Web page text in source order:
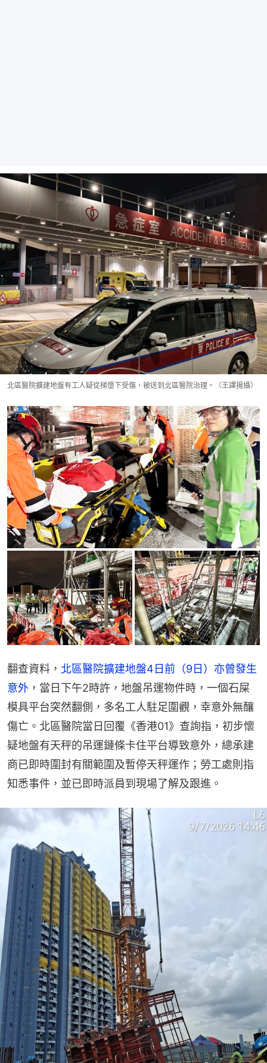
北區醫院擴建地盤有工人疑從梯墮下受傷，被送到北區醫院治理。（王譯揚攝）
翻查資料， 北區醫院擴建地盤4日前（9日）亦曾發生
意外 ，當日下午2時許，地盤吊運物件時，一個石屎
模具平台突然翻側，多名工人駐足圍觀，幸意外無釀
傷亡。北區醫院當日回覆《香港01》查詢指，初步懷
疑地盤有天秤的吊運鏈條卡住平台導致意外，總承建
商已即時圍封有關範圍及暫停天秤運作；勞工處則指
知悉事件，並已即時派員到現場了解及跟進。